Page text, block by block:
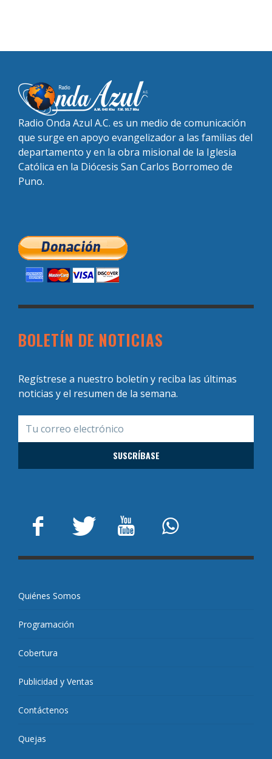
Radio Onda Azul A.C. es un medio de comunicación
que surge en apoyo evangelizador a las familias del
departamento y en la obra misional de la Iglesia
Católica en la Diócesis San Carlos Borromeo de
Puno.
BOLETÍN DE NOTICIAS
Regístrese a nuestro boletín y reciba las últimas
noticias y el resumen de la semana.
Quiénes Somos
Programación
Cobertura
Publicidad y Ventas
Contáctenos
Quejas